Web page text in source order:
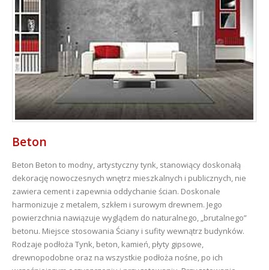
Beton
Beton Beton to modny, artystyczny tynk, stanowiący doskonałą
dekorację nowoczesnych wnętrz mieszkalnych i publicznych, nie
zawiera cement i zapewnia oddychanie ścian. Doskonale
harmonizuje z metalem, szkłem i surowym drewnem. Jego
powierzchnia nawiązuje wyglądem do naturalnego, „brutalnego”
betonu. Miejsce stosowania Ściany i sufity wewnątrz budynków.
Rodzaje podłoża Tynk, beton, kamień, płyty gipsowe,
drewnopodobne oraz na wszystkie podłoża nośne, po ich